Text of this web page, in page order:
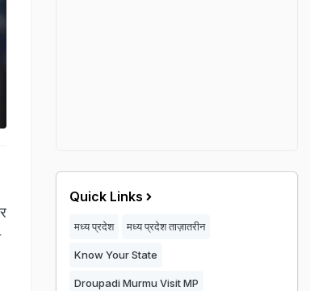
Quick Links
मध्य प्रदेश मध्य प्रदेश ताज़ातरीन
Know Your State
Droupadi Murmu Visit MP